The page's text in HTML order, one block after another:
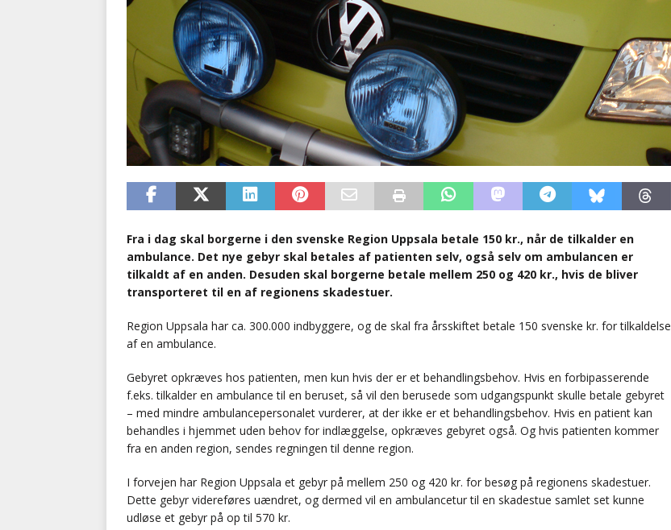
Fra i dag skal borgerne i den svenske Region Uppsala betale 150 kr., når de tilkalder en
ambulance. Det nye gebyr skal betales af patienten selv, også selv om ambulancen er
tilkaldt af en anden. Desuden skal borgerne betale mellem 250 og 420 kr., hvis de bliver
transporteret til en af regionens skadestuer.
Region Uppsala har ca. 300.000 indbyggere, og de skal fra årsskiftet betale 150 svenske kr. for tilkaldelse
af en ambulance.
Gebyret opkræves hos patienten, men kun hvis der er et behandlingsbehov. Hvis en forbipasserende
f.eks. tilkalder en ambulance til en beruset, så vil den berusede som udgangspunkt skulle betale gebyret
– med mindre ambulancepersonalet vurderer, at der ikke er et behandlingsbehov. Hvis en patient kan
behandles i hjemmet uden behov for indlæggelse, opkræves gebyret også. Og hvis patienten kommer
fra en anden region, sendes regningen til denne region.
I forvejen har Region Uppsala et gebyr på mellem 250 og 420 kr. for besøg på regionens skadestuer.
Dette gebyr videreføres uændret, og dermed vil en ambulancetur til en skadestue samlet set kunne
udløse et gebyr på op til 570 kr.